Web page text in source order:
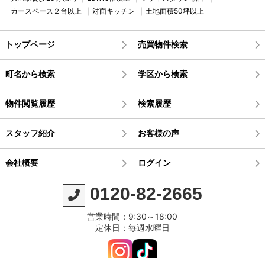
カースペース２台以上
対面キッチン 土地面積50坪以上
トップページ 売買物件検索
町名から検索 学区から検索
物件閲覧履歴 検索履歴
スタッフ紹介 お客様の声
会社概要 ログイン
0120-82-2665
営業時間：9:30～18:00
定休日：毎週水曜日